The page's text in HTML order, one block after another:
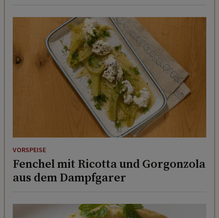
VORSPEISE
Fenchel mit Ricotta und Gorgonzola
aus dem Dampfgarer